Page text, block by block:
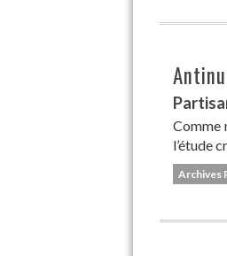
Comme
l’étude
Archives